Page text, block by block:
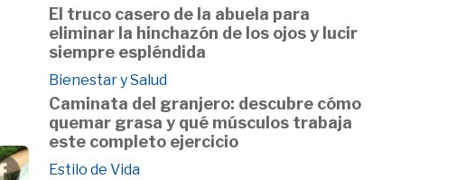
El truco casero de la abuela para
eliminar la hinchazón de los ojos y lucir
siempre espléndida
Bienestar y Salud
Caminata del granjero: descubre cómo
quemar grasa y qué músculos trabaja
este completo ejercicio
Estilo de Vida